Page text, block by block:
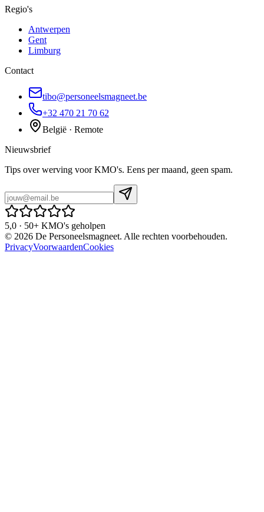
Regio's
Antwerpen
Gent
Limburg
Contact
tibo@personeelsmagneet.be
+32 470 21 70 62
België · Remote
Nieuwsbrief
Tips over werving voor KMO's. Eens per maand, geen spam.
5,0 · 50+ KMO's geholpen
© 2026 De Personeelsmagneet. Alle rechten voorbehouden.
PrivacyVoorwaardenCookies